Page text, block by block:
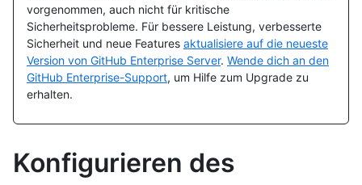
vorgenommen, auch nicht für kritische
Sicherheitsprobleme. Für bessere Leistung, verbesserte
Sicherheit und neue Features aktualisiere auf die neueste
Version von GitHub Enterprise Server. Wende dich an den
GitHub Enterprise-Support, um Hilfe zum Upgrade zu
erhalten.
Konfigurieren des